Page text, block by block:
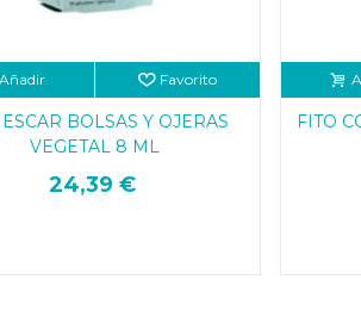
Añadir Favorito
BOLSAS Y OJERAS
VEGETAL 8 ML
24,39 €
FITO